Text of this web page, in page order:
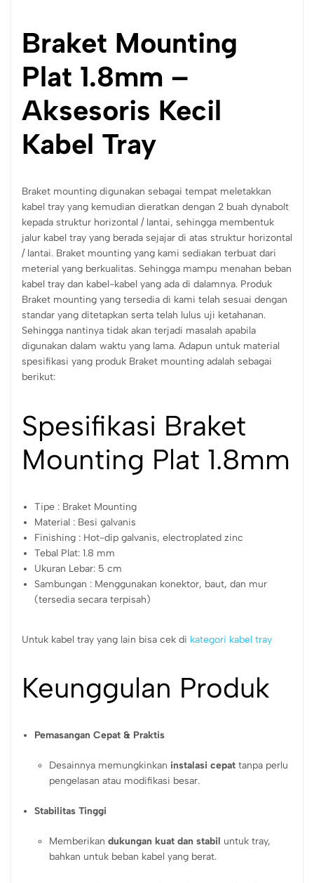
Braket Mounting
Plat 1.8mm –
Aksesoris Kecil
Kabel Tray
Braket mounting digunakan sebagai tempat meletakkan
kabel tray yang kemudian dieratkan dengan 2 buah dynabolt
kepada struktur horizontal / lantai, sehingga membentuk
jalur kabel tray yang berada sejajar di atas struktur horizontal
/ lantai. Braket mounting yang kami sediakan terbuat dari
meterial yang berkualitas. Sehingga mampu menahan beban
kabel tray dan kabel-kabel yang ada di dalamnya. Produk
Braket mounting yang tersedia di kami telah sesuai dengan
standar yang ditetapkan serta telah lulus uji ketahanan.
Sehingga nantinya tidak akan terjadi masalah apabila
digunakan dalam waktu yang lama. Adapun untuk material
spesifikasi yang produk Braket mounting adalah sebagai
berikut:
Spesifikasi Braket
Mounting Plat 1.8mm
Tipe : Braket Mounting
Material : Besi galvanis
Finishing : Hot-dip galvanis, electroplated zinc
Tebal Plat: 1.8 mm
Ukuran Lebar: 5 cm
Sambungan : Menggunakan konektor, baut, dan mur
(tersedia secara terpisah)
Untuk kabel tray yang lain bisa cek di kategori kabel tray
Keunggulan Produk
Pemasangan Cepat & Praktis
Desainnya memungkinkan instalasi cepat tanpa perlu
pengelasan atau modifikasi besar.
Stabilitas Tinggi
Memberikandukungan kuat dan stabil untuk tray,
bahkan untuk beban kabel yang berat.